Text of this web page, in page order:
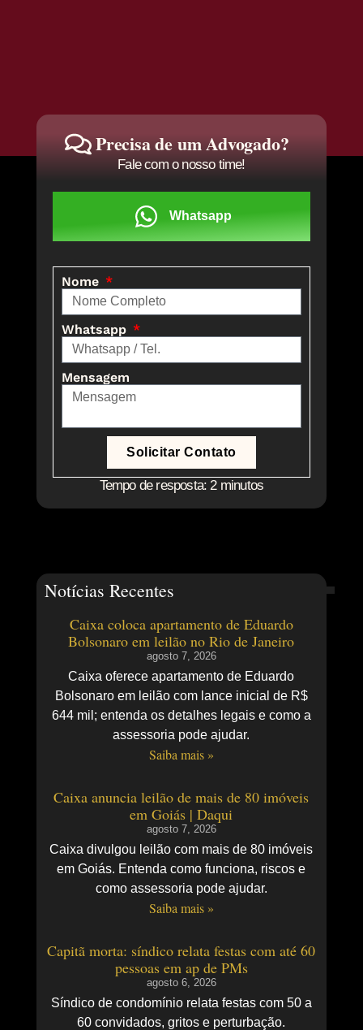
Precisa de um Advogado?
Fale com o nosso time!
Whatsapp
Nome
Whatsapp
Mensagem
Solicitar Contato
Tempo de resposta: 2 minutos
Notícias Recentes
Caixa coloca apartamento de Eduardo
Bolsonaro em leilão no Rio de Janeiro
agosto 7, 2026
Caixa oferece apartamento de Eduardo
Bolsonaro em leilão com lance inicial de R$
644 mil; entenda os detalhes legais e como a
assessoria pode ajudar.
Saiba mais »
Caixa anuncia leilão de mais de 80 imóveis
em Goiás | Daqui
agosto 7, 2026
Caixa divulgou leilão com mais de 80 imóveis
em Goiás. Entenda como funciona, riscos e
como assessoria pode ajudar.
Saiba mais »
Capitã morta: síndico relata festas com até 60
pessoas em ap de PMs
agosto 6, 2026
Síndico de condomínio relata festas com 50 a
60 convidados, gritos e perturbação.